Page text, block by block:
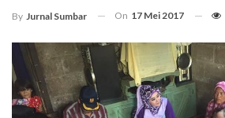
By Jurnal Sumbar On 17 Mei 2017